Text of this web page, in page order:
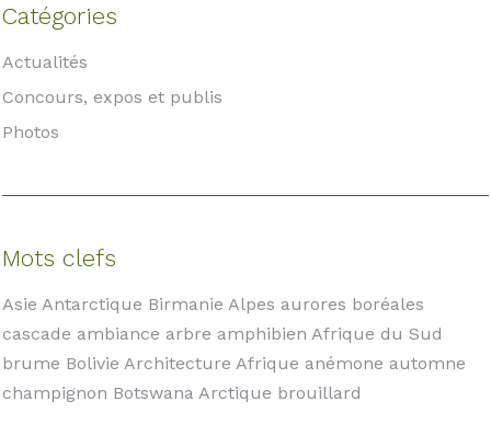
Catégories
Actualités
Concours, expos et publis
Photos
Mots clefs
Asie Antarctique Birmanie Alpes aurores boréales
cascade ambiance arbre amphibien Afrique du Sud
brume Bolivie Architecture Afrique anémone automne
champignon Botswana Arctique brouillard